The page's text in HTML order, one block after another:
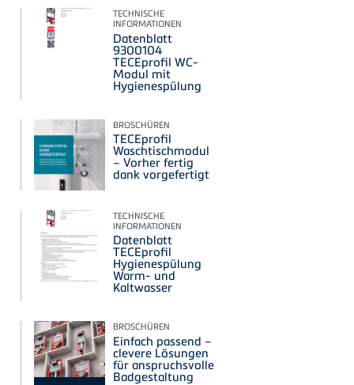
TECHNISCHE
INFORMATIONEN
Datenblatt
9300104
TECEprofil WC-
Modul mit
Hygienespülung
BROSCHÜREN
TECEprofil
Waschtischmodul
– Vorher fertig
dank vorgefertigt
TECHNISCHE
INFORMATIONEN
Datenblatt
TECEprofil
Hygienespülung
Warm- und
Kaltwasser
BROSCHÜREN
Einfach passend –
clevere Lösungen
für anspruchsvolle
Badgestaltung